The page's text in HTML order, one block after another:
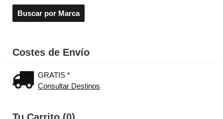
Costes de Envío
GRATIS *
Consultar Destinos
Tu Carrito (0)